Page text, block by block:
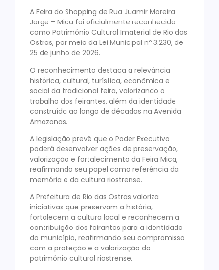
A Feira do Shopping de Rua Juamir Moreira
Jorge – Mica foi oficialmente reconhecida
como Patrimônio Cultural Imaterial de Rio das
Ostras, por meio da Lei Municipal nº 3.230, de
25 de junho de 2026.
O reconhecimento destaca a relevância
histórica, cultural, turística, econômica e
social da tradicional feira, valorizando o
trabalho dos feirantes, além da identidade
construída ao longo de décadas na Avenida
Amazonas.
A legislação prevê que o Poder Executivo
poderá desenvolver ações de preservação,
valorização e fortalecimento da Feira Mica,
reafirmando seu papel como referência da
memória e da cultura riostrense.
A Prefeitura de Rio das Ostras valoriza
iniciativas que preservam a história,
fortalecem a cultura local e reconhecem a
contribuição dos feirantes para a identidade
do município, reafirmando seu compromisso
com a proteção e a valorização do
patrimônio cultural riostrense.